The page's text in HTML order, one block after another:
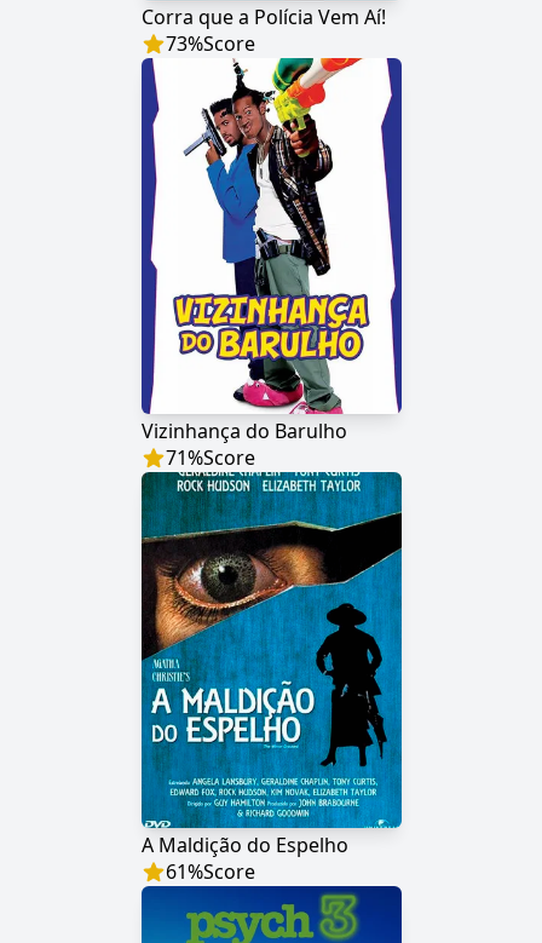
Corra que a Polícia Vem Aí!
73%Score
Vizinhança do Barulho
71%Score
A Maldição do Espelho
61%Score